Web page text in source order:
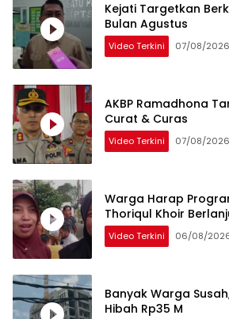
Kejati Targetkan
Bulan Agustus
Video Terkini 07/08/2026
AKBP Ramadhona
Curat & Curas
Video Terkini 07/08/2026
Warga Harap
Thoriqul Khoir
Video Terkini 06/08/
Banyak Warga
Hibah Rp35 M